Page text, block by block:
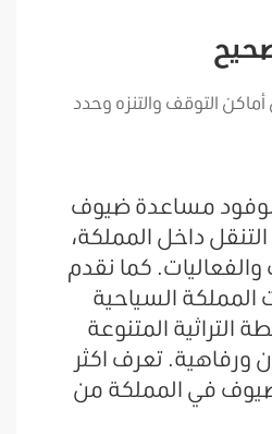
التوقف والتنزه وحدد
مساعدة ضيوف
داخل المملكة،
كما نقدم
المملكة السياحية
التراثية المتنوعة
ورفاهية. تعرف اكثر
في المملكة من